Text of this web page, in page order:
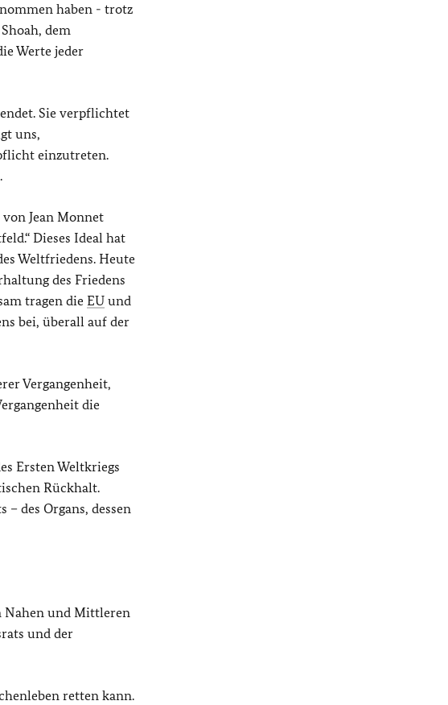
haben - trotz
dem
Werte jeder
Sie verpflichtet
uns,
einzutreten.
Jean Monnet
Dieses Ideal hat
Weltfriedens. Heute
des Friedens
tragen die EU und
bei, überall auf der
Vergangenheit,
die
Ersten Weltkriegs
Rückhalt.
des Organs, dessen
Nahen und Mittleren
und der
retten kann.